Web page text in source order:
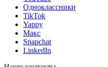
Одноклассники
TikTok
Yappy
Макс
Snapchat
LinkedIn